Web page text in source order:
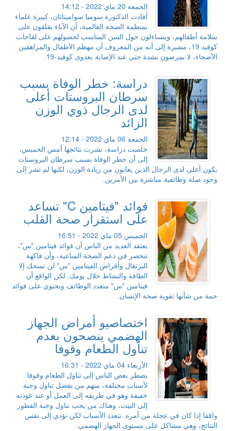
الجمعة 20 ماي 2022 - 14:12
أفادت الدكتورة سوميا سواميناثان، كبيرة علماء
بمنظمة الصحة العالمية، أن الآباء يقلقون على
سلامة أطفالهم، ويتساءلون حول السن المناسب لحصولهم على لقاحات
كوفيد 19، مشيرة إلى أنه من المعروف أن مهظم الأطفال والمراهقين
الأصحاء، لا يمرضون بشدة حتى عند الإصابة بعدوى كوفيد-19.
دراسة: خطر الوفاة بسبب
سرطان البروستات أعلى
لدى الرجال ذوي الوزن
الزائد
الجمعة 06 ماي 2022 - 12:14
خلصت دراسة، نشرت نتائجها أمس الخميس،
إلى أن خطر الوفاة بسبب سرطان البروستات
يكون أعلى لدى الرجال الذين يعانون من زيادة الوزن، لكنها لم تشر إلى
وجود صلة وظائفية مباشرة بين الأمرين.
فوائد "فيتامين C" تساعد
على استقرار صحة القلب
الخميس 05 ماي 2022 - 16:51
يعتقد العديد من الناس أن فوائد فيتامين "س"،
تنحصر في دعم الصحة المناعية، وأن فاكهة
البرتقال وأقراص الفيتامين "س" لن تمنحك إلا
الطاقة والنشاط خلال يومك. لكن الواقع أن
فيتامين "س" متعدد الوظائف ويحتوي على فوائد
جمة من شأنها تقوية صحة الإنسان.
اختصاصيو أمراض الجهاز
الهضمي ينصحون بعدم
تناول الطعام وقوفا
الأربعاء 04 ماي 2022 - 16:31
يضطر بعض الناس إلى تناول الطعام وقوفا
لأسباب مختلفة، منهم من يفضل تناول وجبة
خفيفة وهو في طريقه إلى العمل أو عند عودته
إلى البيت، وهناك من يحب تناول وجبة الفطور
واقفا إذا كان في عجلة من أمره. تتعدد الأسباب لكن تؤدي إلى نفس
النتائج، وهي مشاكل على مستوى الجهاز الهضمي.